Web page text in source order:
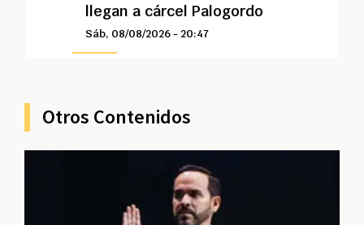
llegan a cárcel Palogordo
Sáb, 08/08/2026 - 20:47
Otros Contenidos